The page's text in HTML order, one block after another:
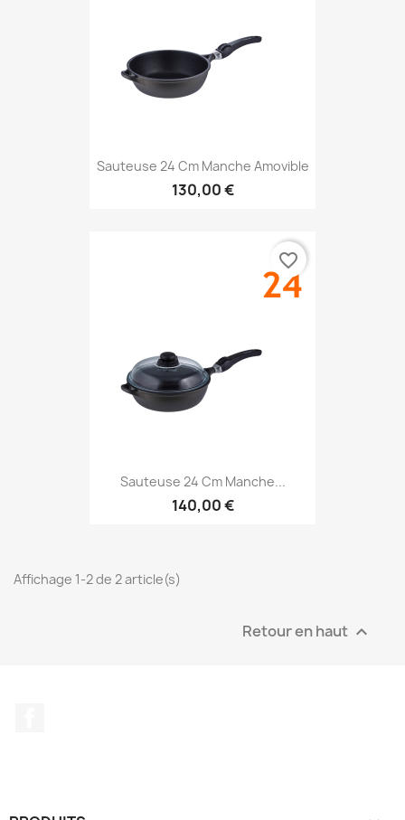
Sauteuse 24 Cm Manche Amovible
130,00 €
Sauteuse 24 Cm Manche...
140,00 €
favorite_border
Affichage 1-2 de 2 article(s)
Retour en haut 